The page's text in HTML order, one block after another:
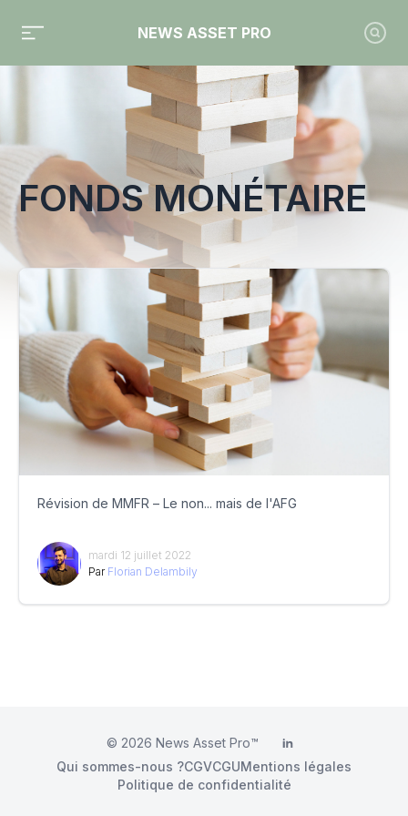
NEWS ASSET PRO
Toute l'actualité sur le tag "fonds monétaire"
FONDS MONÉTAIRE
Révision de MMFR – Le non... mais de l'AFG
mardi 12 juillet 2022
Par Florian Delambily
© 2026 News Asset Pro™ LinkedIn
Qui sommes-nous ?CGVCGUMentions légales
Politique de confidentialité